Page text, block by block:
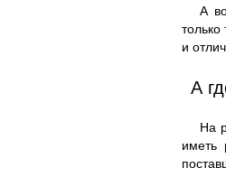
А
и
А
На
иметь